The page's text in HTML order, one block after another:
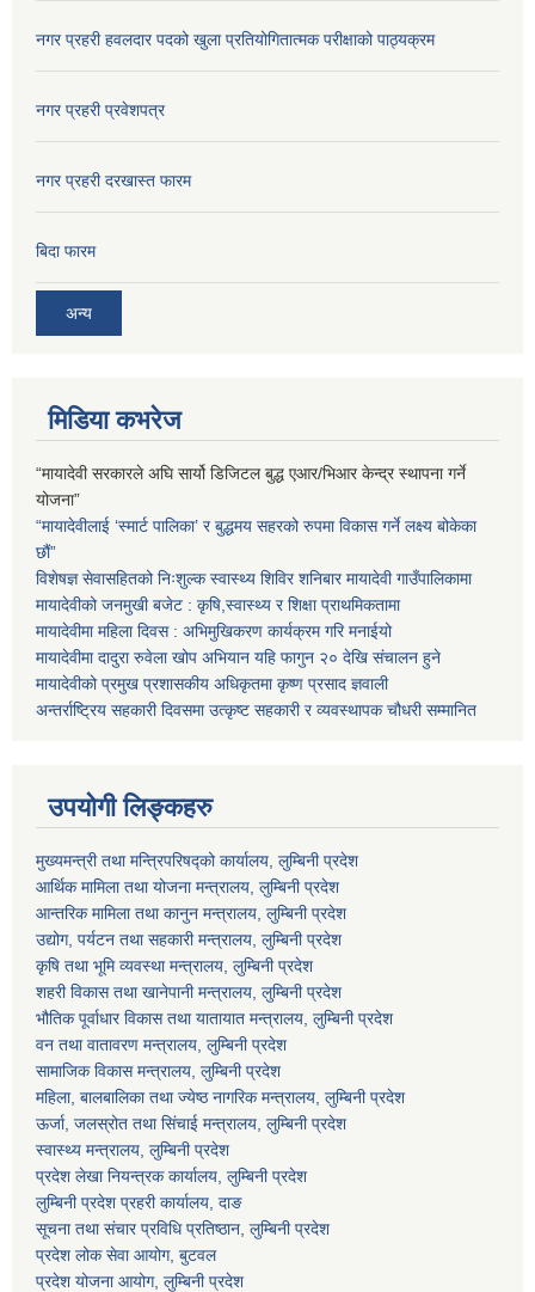
नगर प्रहरी हवलदार पदको खुला प्रतियोगितात्मक परीक्षाको पाठ्यक्रम
नगर प्रहरी प्रवेशपत्र
नगर प्रहरी दरखास्त फारम
बिदा फारम
अन्य
मिडिया कभरेज
“मायादेवी सरकारले अघि सार्यो डिजिटल बुद्ध एआर/भिआर केन्द्र स्थापना गर्ने
योजना”
“मायादेवीलाई ‘स्मार्ट पालिका’ र बुद्धमय सहरको रुपमा विकास गर्ने लक्ष्य बोकेका
छौं”
विशेषज्ञ सेवासहितको निःशुल्क स्वास्थ्य शिविर शनिबार मायादेवी गाउँपालिकामा
मायादेवीको जनमुखी बजेट : कृषि,स्वास्थ्य र शिक्षा प्राथमिकतामा
मायादेवीमा महिला दिवस : अभिमुखिकरण कार्यक्रम गरि मनाईयो
मायादेवीमा दादुरा रुवेला खोप अभियान यहि फागुन २० देखि संचालन हुने
मायादेवीको प्रमुख प्रशासकीय अधिकृतमा कृष्ण प्रसाद ज्ञवाली
अन्तर्राष्ट्रिय सहकारी दिवसमा उत्कृष्ट सहकारी र व्यवस्थापक चौधरी सम्मानित
उपयोगी लिङ्कहरु
मुख्यमन्त्री तथा मन्त्रिपरिषद्को कार्यालय, लुम्बिनी प्रदेश
आर्थिक मामिला तथा योजना मन्त्रालय, लुम्बिनी प्रदेश
आन्तरिक मामिला तथा कानुन मन्त्रालय, लुम्बिनी प्रदेश
उद्योग, पर्यटन तथा सहकारी मन्त्रालय, लुम्बिनी प्रदेश
कृषि तथा भूमि व्यवस्था मन्त्रालय, लुम्बिनी प्रदेश
शहरी विकास तथा खानेपानी मन्त्रालय, लुम्बिनी प्रदेश
भौतिक पूर्वाधार विकास तथा यातायात मन्त्रालय, लुम्बिनी प्रदेश
वन तथा वातावरण मन्त्रालय, लुम्बिनी प्रदेश
सामाजिक विकास मन्त्रालय, लुम्बिनी प्रदेश
महिला, बालबालिका तथा ज्येष्ठ नागरिक मन्त्रालय, लुम्बिनी प्रदेश
ऊर्जा, जलस्रोत तथा सिंचाई मन्त्रालय, लुम्बिनी प्रदेश
स्वास्थ्य मन्त्रालय, लुम्बिनी प्रदेश
प्रदेश लेखा नियन्त्रक कार्यालय, लुम्बिनी प्रदेश
लुम्बिनी प्रदेश प्रहरी कार्यालय, दाङ
सूचना तथा संचार प्रविधि प्रतिष्ठान, लुम्बिनी प्रदेश
प्रदेश लोक सेवा आयोग, बुटवल
प्रदेश योजना आयोग, लुम्बिनी प्रदेश